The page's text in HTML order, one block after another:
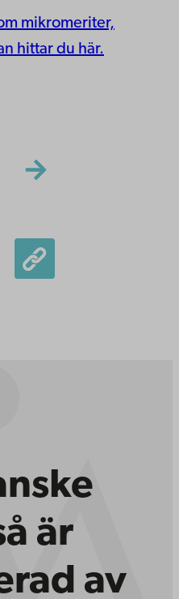
mikromeriter,
hittar du här.
är
av